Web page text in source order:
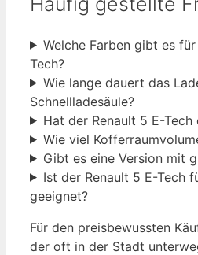
Welche Farben gibt es
Tech?
Wie lange dauert das
Schnellladesäule?
Hat der Renault 5 E-Tech
Wie viel
Gibt es eine Version mit
Ist der Renault 5 E-Tech
geeignet?
Für den preisbewussten
der oft in der Stadt